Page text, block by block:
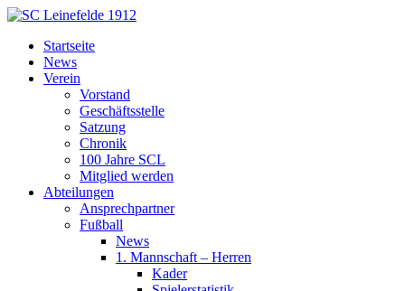
Startseite
News
Verein
Vorstand
Geschäftsstelle
Satzung
Chronik
100 Jahre SCL
Mitglied werden
Abteilungen
Ansprechpartner
Fußball
News
1. Mannschaft – Herren
Kader